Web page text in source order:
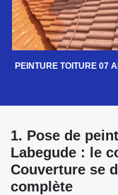
PEINTURE TOITURE 07
1. Pose de
Labegude : le
Couverture se
complète